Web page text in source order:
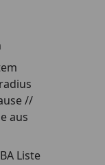
//
aus
Liste